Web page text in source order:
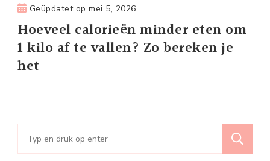
Geüpdatet opmei 5, 2026
Hoeveel calorieën minder eten om
1 kilo af te vallen? Zo bereken je
het
Zoeken
naar: